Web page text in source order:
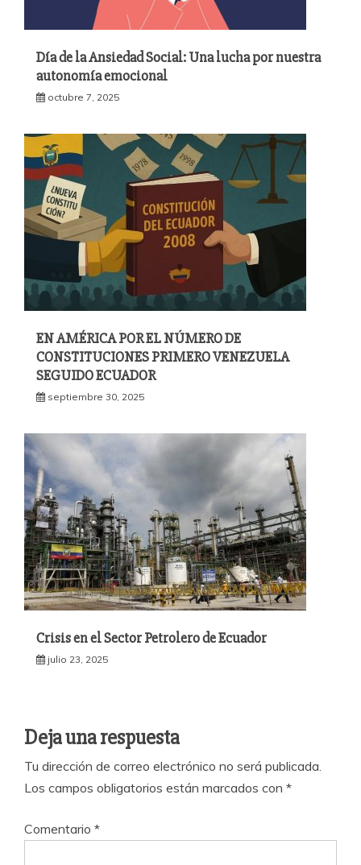
Día de la Ansiedad Social: Una lucha por nuestra
autonomía emocional
octubre 7, 2025
EN AMÉRICA POR EL NÚMERO DE
CONSTITUCIONES PRIMERO VENEZUELA
SEGUIDO ECUADOR
septiembre 30, 2025
Crisis en el Sector Petrolero de Ecuador
julio 23, 2025
Deja una respuesta
Tu dirección de correo electrónico no será publicada.
Los campos obligatorios están marcados con *
Comentario *